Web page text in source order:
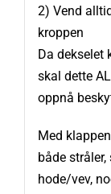
2) Vend
kroppen
Da dekselet
skal dette
oppnå
Med
både
hode/vev,